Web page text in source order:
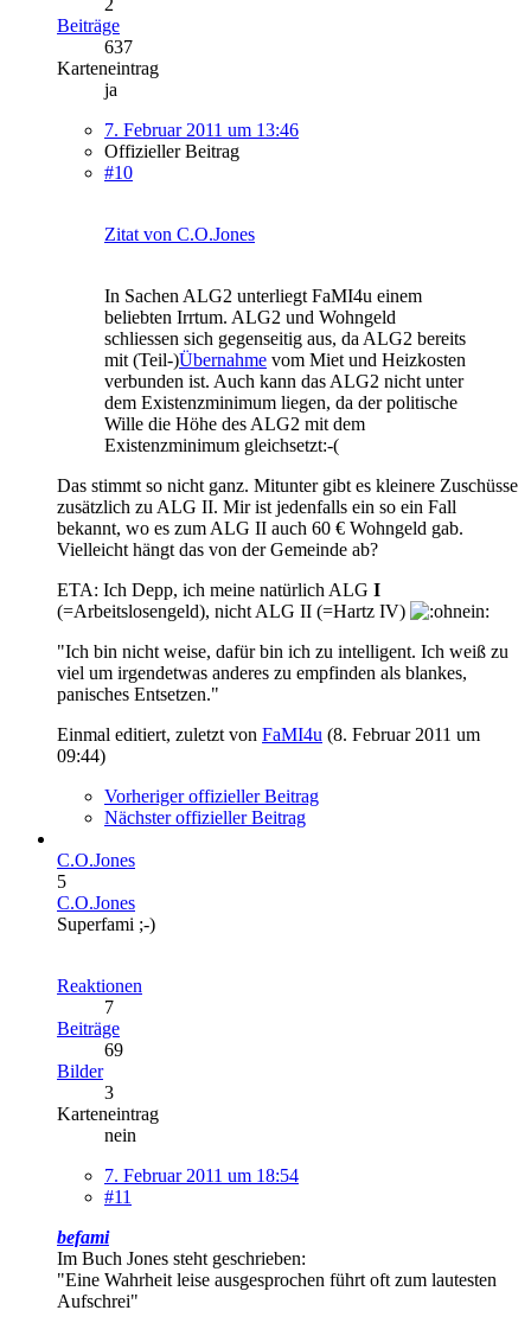
Beiträge
637
Karteneintrag
ja
7. Februar 2011 um 13:46
Offizieller Beitrag
#10
Zitat von C.O.Jones
In Sachen ALG2 unterliegt FaMI4u einem
beliebten Irrtum. ALG2 und Wohngeld
schliessen sich gegenseitig aus, da ALG2 bereits
mit (Teil-)Übernahme vom Miet und Heizkosten
verbunden ist. Auch kann das ALG2 nicht unter
dem Existenzminimum liegen, da der politische
Wille die Höhe des ALG2 mit dem
Existenzminimum gleichsetzt:-(
Das stimmt so nicht ganz. Mitunter gibt es kleinere Zuschüsse
zusätzlich zu ALG II. Mir ist jedenfalls ein so ein Fall
bekannt, wo es zum ALG II auch 60 € Wohngeld gab.
Vielleicht hängt das von der Gemeinde ab?
ETA: Ich Depp, ich meine natürlich ALG I
(=Arbeitslosengeld), nicht ALG II (=Hartz IV)
"Ich bin nicht weise, dafür bin ich zu intelligent. Ich weiß zu
viel um irgendetwas anderes zu empfinden als blankes,
panisches Entsetzen."
Einmal editiert, zuletzt von FaMI4u (8. Februar 2011 um
09:44)
Vorheriger offizieller Beitrag
Nächster offizieller Beitrag
C.O.Jones
5
C.O.Jones
Superfami ;-)
Reaktionen
7
Beiträge
69
Bilder
3
Karteneintrag
nein
7. Februar 2011 um 18:54
#11
befami
Im Buch Jones steht geschrieben:
"Eine Wahrheit leise ausgesprochen führt oft zum lautesten
Aufschrei"